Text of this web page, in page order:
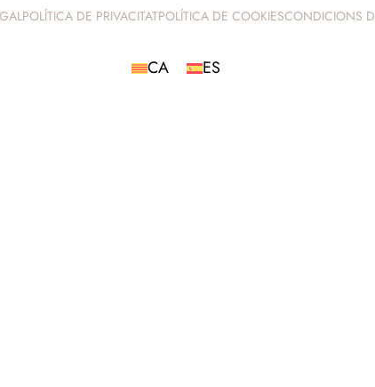
POLÍTICA DE PRIVACITATPOLÍTICA DE COOKIESCONDICIONS